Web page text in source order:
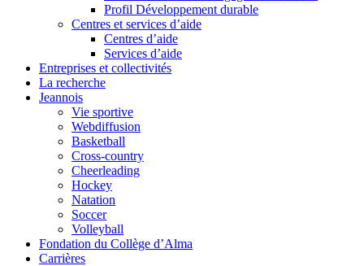
Profil Développement durable
Centres et services d’aide
Centres d’aide
Services d’aide
Entreprises et collectivités
La recherche
Jeannois
Vie sportive
Webdiffusion
Basketball
Cross-country
Cheerleading
Hockey
Natation
Soccer
Volleyball
Fondation du Collège d’Alma
Carrières